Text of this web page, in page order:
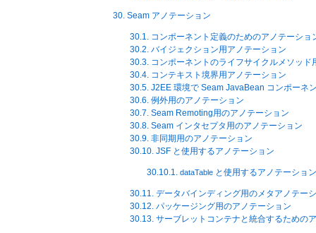
30. Seam アノテーション
30.1. コンポーネント定義のためのアノテーショ
30.2. バイジェクション用アノテーション
30.3. コンポーネントのライフサイクルメソッド
30.4. コンテキスト境界用アノテーション
30.5. J2EE 環境で Seam JavaBean コンポーネ
30.6. 例外用のアノテーション
30.7. Seam Remoting用のアノテーション
30.8. Seam インタセプタ用のアノテーション
30.9. 非同期用のアノテーション
30.10. JSF と使用するアノテーション
30.10.1. dataTable と使用するアノテーション
30.11. データバインディング用のメタアノテー
30.12. パッケージング用のアノテーション
30.13. サーブレットコンテナと統合するための